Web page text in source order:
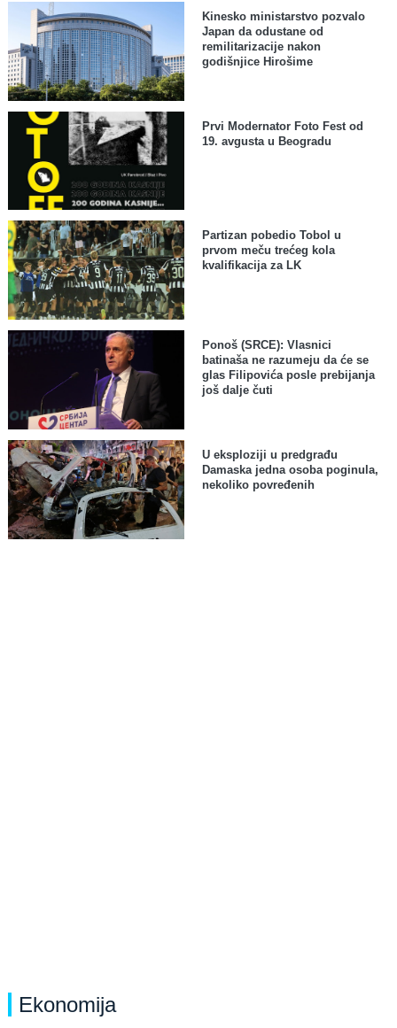
Kinesko ministarstvo pozvalo
Japan da odustane od
remilitarizacije nakon
godišnjice Hirošime
Prvi Modernator Foto Fest od
19. avgusta u Beogradu
Partizan pobedio Tobol u
prvom meču trećeg kola
kvalifikacija za LK
Ponoš (SRCE): Vlasnici
batinaša ne razumeju da će se
glas Filipovića posle prebijanja
još dalje čuti
U eksploziji u predgrađu
Damaska jedna osoba poginula,
nekoliko povređenih
Ekonomija